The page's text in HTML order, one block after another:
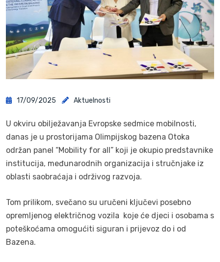
17/09/2025 Aktuelnosti
U okviru obilježavanja Evropske sedmice mobilnosti,
danas je u prostorijama Olimpijskog bazena Otoka
održan panel “Mobility for all” koji je okupio predstavnike
institucija, međunarodnih organizacija i stručnjake iz
oblasti saobraćaja i održivog razvoja.
Tom prilikom, svečano su uručeni ključevi posebno
opremljenog električnog vozila koje će djeci i osobama s
poteškoćama omogućiti siguran i prijevoz do i od
Bazena.